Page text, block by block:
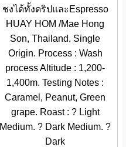
ชงได้ทั้งดริปและEspresso
HUAY HOM /Mae Hong
Son, Thailand. Single
Origin. Process : Wash
process Altitude : 1,200-
1,400m. Testing Notes :
Caramel, Peanut, Green
grape. Roast : ? Light
Medium. ? Dark Medium. ?
Dark